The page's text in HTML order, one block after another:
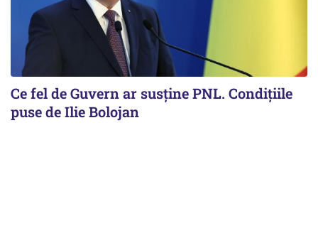
Ce fel de Guvern ar susține PNL. Condițiile
puse de Ilie Bolojan